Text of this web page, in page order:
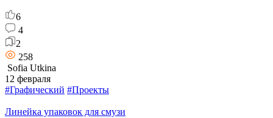
6
4
2
258
Sofia Utkina
12 февраля
#Графический #Проекты
Линейка упаковок для смузи